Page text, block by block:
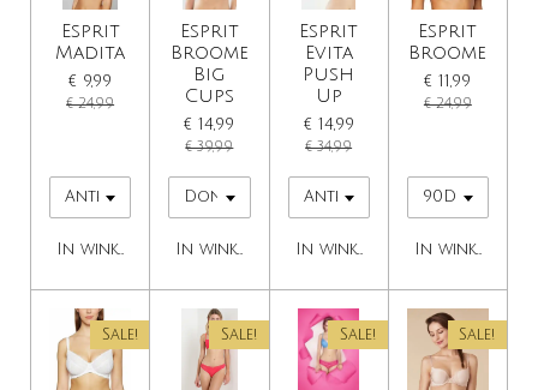
Esprit
Madita
€ 9,99
€ 24,99
In winkelwagen
Esprit
Broome
Big
Cups
€ 14,99
€ 39,99
In winkelwagen
Esprit
Evita
Push
Up
€ 14,99
€ 34,99
In winkelwagen
Esprit
Broome
€ 11,99
€ 24,99
In
Sale! Sale! Sale! Sale!